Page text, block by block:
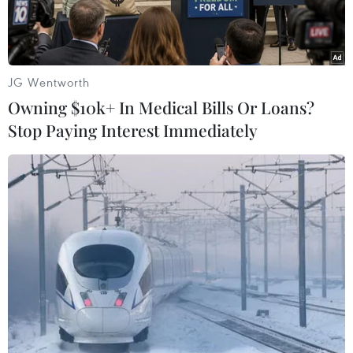
hỏa.
(Ảnh minh họa: TTXVN phát)
Ngày 16/6, Công an tỉnh Vĩnh Long cho biết Cơ
quan Cảnh sát điều tra đã tống đạt quyết định
JG Wentworth
Owning $10k+ In Medical Bills Or Loans?
Stop Paying Interest Immediately